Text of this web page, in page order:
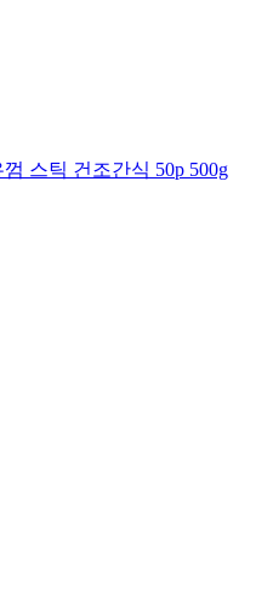
스틱 건조간식 50p 500g